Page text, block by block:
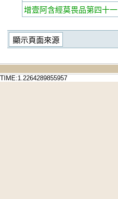
增壹阿含經莫畏品第四十一
TIME:1.2264289855957